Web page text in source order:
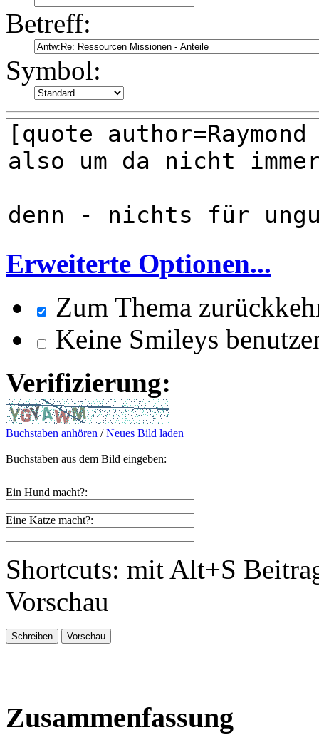
Betreff:
Symbol:
Erweiterte Optionen...
Zum Thema
Keine Smileys
Verifizierung:
Buchstaben anhören /Neues Bild laden
Buchstaben aus dem Bild eingeben:
Ein Hund macht?:
Eine Katze macht?:
Shortcuts: mit Alt+S
Vorschau
Zusammenfassung